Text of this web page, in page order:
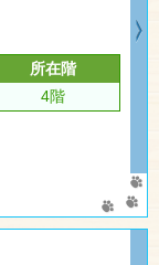
所在階
4階